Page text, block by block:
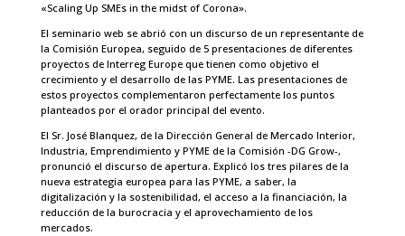
«Scaling Up SMEs in the midst of Corona».
El seminario web se abrió con un discurso de un representante de
la Comisión Europea, seguido de 5 presentaciones de diferentes
proyectos de Interreg Europe que tienen como objetivo el
crecimiento y el desarrollo de las PYME. Las presentaciones de
estos proyectos complementaron perfectamente los puntos
planteados por el orador principal del evento.
El Sr. José Blanquez, de la Dirección General de Mercado Interior,
Industria, Emprendimiento y PYME de la Comisión -DG Grow-,
pronunció el discurso de apertura. Explicó los tres pilares de la
nueva estrategia europea para las PYME, a saber, la
digitalización y la sostenibilidad, el acceso a la financiación, la
reducción de la burocracia y el aprovechamiento de los
mercados.